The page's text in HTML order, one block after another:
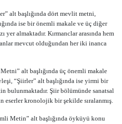
alt başlığında dört mevlit metni,
ise bir önemli makale ve üç diğer
yer almaktadır. Kırmanclar arasında hem
mevcut olduğundan her iki inanca
alt başlığında üç önemli makale
“Şiirler” alt başlığında ise yirmi bir
bulunmaktadır. Şiir bölümünde sanatsal
kronolojik bir şekilde sıralanmış.
Metin” alt başlığında öyküyü konu